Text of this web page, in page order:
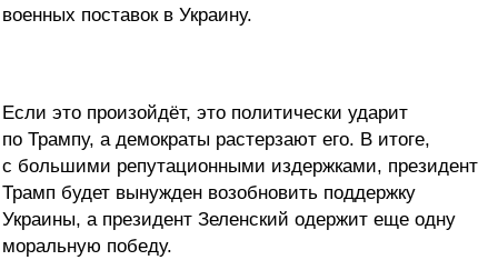
военных поставок в Украину.
Если это произойдёт, это политически ударит
по Трампу, а демократы растерзают его. В итоге,
с большими репутационными издержками, президент
Трамп будет вынужден возобновить поддержку
Украины, а президент Зеленский одержит еще одну
моральную победу.